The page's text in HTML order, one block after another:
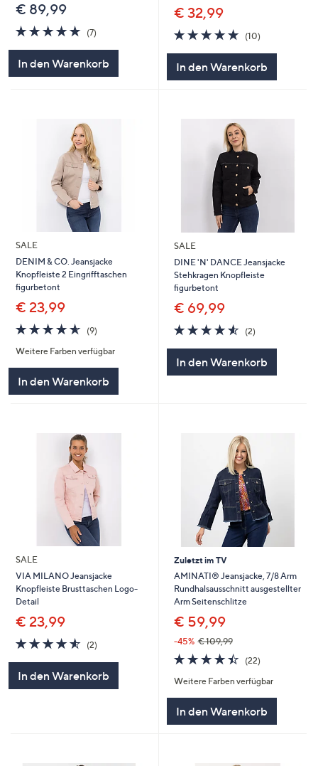
€ 89,99
4.7
von
(7)7
In den Warenkorb
€ 32,99
4.7
von
(10)10
In den Warenkorb
SALE
DENIM & CO. Jeansjacke
Knopfleiste 2 Eingrifftaschen
figurbetont
€ 23,99
4.6
von
5
(9)9
Weitere Farben verfügbar
In den Warenkorb
SALE
DINE 'N' DANCE Jeansjacke
Stehkragen Knopfleiste
figurbetont
€ 69,99
4.5
von
(2)2
In den Warenkorb
SALE
VIA MILANO Jeansjacke
Knopfleiste Brusttaschen Logo-
Detail
€ 23,99
4.5
von
(2)2
In den Warenkorb
Zuletzt im TV
AMINATI® Jeansjacke, 7/8 Arm
Rundhalsausschnitt ausgestellter
Arm Seitenschlitze
€ 59,99
-45% € 109,99
4.4
von
5
(22)22
Weitere Farben verfügbar
In den Warenkorb